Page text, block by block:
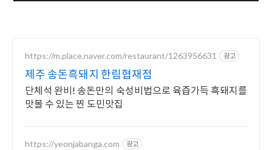
https://m.place.naver.com/restaurant/1263956631 광고
제주 송돈흑돼지 한림협재점
단체석 완비! 송돈만의 숙성비법으로 육즙가득 흑돼지를
맛볼 수 있는 찐 도민맛집
https://yeonjabanga.com 광고